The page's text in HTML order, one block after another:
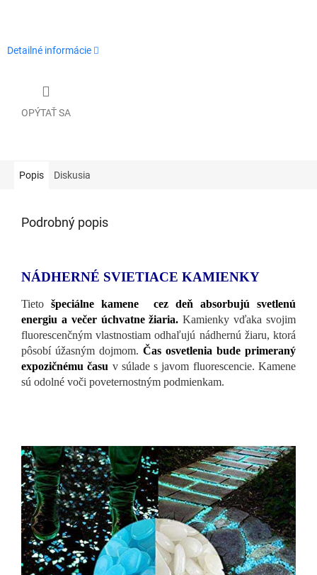
Detailné informácie
OPÝTAŤ SA
Popis Diskusia
Podrobný popis
NÁDHERNÉ SVIETIACE KAMIENKY
Tietošpeciálne kamene cez deň absorbujú svetlenú
energiu a večer úchvatne žiaria. Kamienky vďaka svojim
fluorescenčným vlastnostiam odhaľujú nádhernú žiaru, ktorá
pôsobí úžasným dojmom. Čas osvetlenia bude primeraný
expozičnému času v súlade s javom fluorescencie. Kamene
sú odolné voči poveternostným podmienkam.